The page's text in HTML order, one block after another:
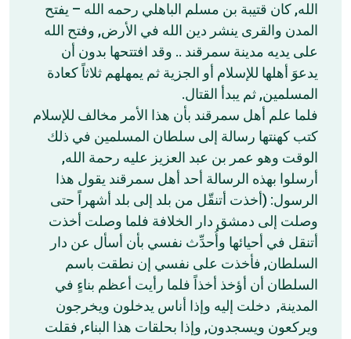
الله, كان قتيبة بن مسلم الباهلي رحمه الله – يفتح
المدن والقرى ينشر دين الله في الأرض, وفتح الله
على يديه مدينة سمرقند .. وقد افتتحها بدون أن
يدعوَ أهلها للإسلام أو الجزية ثم يمهلهم ثلاثاً كعادة
المسلمين, ثم يبدأ القتال.
فلما علم أهل سمرقند بأن هذا الأمر مخالف للإسلام
كتب كهنتها رسالة إلى سلطان المسلمين في ذلك
الوقت وهو عمر بن عبد العزيز عليه رحمة الله,
أرسلوا بهذه الرسالة أحد أهل سمرقند يقول هذا
الرسول: (أخذت أتنقّل من بلد إلى بلد أشهراً حتى
وصلت إلى دمشق دار الخلافة فلما وصلت أخذت
أتنقل في أحيائها وأُحدِّث نفسي بأن أسأل عن دار
السلطان, فأخذت على نفسي إن نطقت باسم
السلطان أن أؤخذ أخذاً فلما رأيت أعظم بناءٍ في
المدينة, دخلت إليه وإذا أناس يدخلون ويخرجون
ويركعون ويسجدون, وإذا بحلقات هذا البناء, فقلت